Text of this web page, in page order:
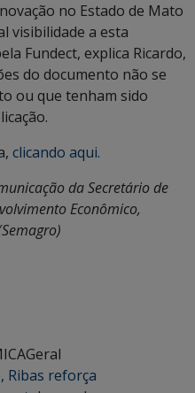
no Estado de Mato
visibilidade a esta
Fundect, explica Ricardo,
do documento não se
ou que tenham sido
clicando aqui.
da Secretário de
Econômico,
Geral
Ribas reforça